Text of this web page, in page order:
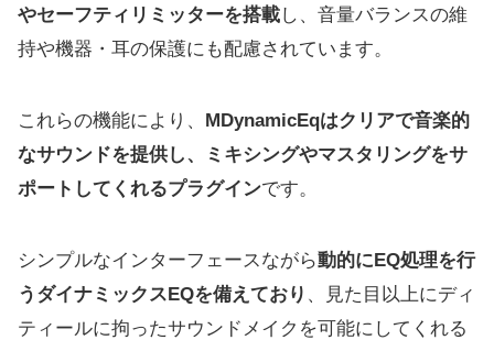
やセーフティリミッターを搭載し、音量バランスの維
持や機器・耳の保護にも配慮されています。
これらの機能により、
MDynamicEqはクリアで音楽的
なサウンドを提供し、ミキシングやマスタリングをサ
ポートしてくれるプラグインです。
シンプルなインターフェースながら動的にEQ処理を行
うダイナミックスEQを備えており 、見た目以上にディ
ティールに拘ったサウンドメイクを可能にしてくれる